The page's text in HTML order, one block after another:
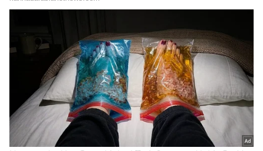
ಅಭಿನಂದನೆ ಸ್ವೀಕರಿಸಿ ಮಾತನಾಡಿದ ಕೆ.ಎಸ್‌. ಈಶ್ವರಪ್ಪ,
Shetty speech | Suvarna News
ಶೇ.50 ರಿಂದ ಶೇ.18 ಕ್ಕೆ TAX ಇಳಿಕೆ: ಮೋದಿ-
ಟ್ರಂಪ್ ಐತಿಹಾಸಿಕ ಒಪ್ಪಂದ | India US
Trade Deal | Party Rounds